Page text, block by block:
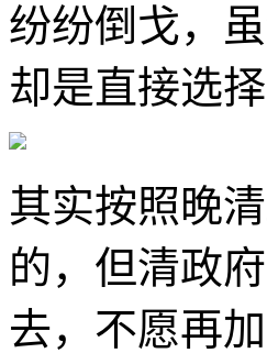
纷纷倒戈，
却是直接选择
其实按照晚
的，但清政
去，不愿再